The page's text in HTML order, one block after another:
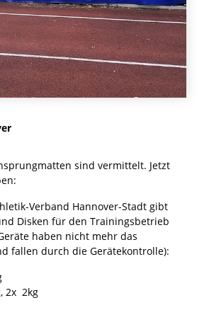
sind vermittelt. Jetzt
Verband Hannover-Stadt gibt
Disken für den Trainingsbetrieb
haben nicht mehr das
fallen durch die Gerätekontrolle):
2x 2kg